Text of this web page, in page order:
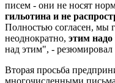
писем - они не носят
гильотина и не
Полностью согласен, мы
неоднократно, этим надо
над этим", -
Вторая просьба
многочисленными